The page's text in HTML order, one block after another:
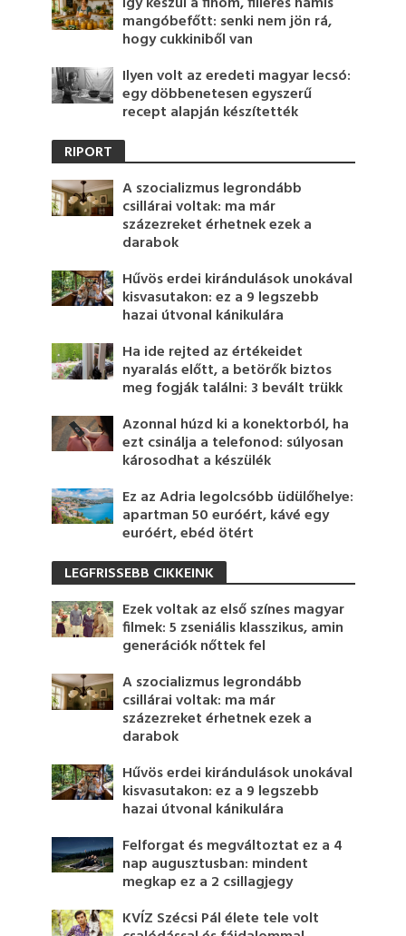
mangóbefőtt: senki nem jön rá,
hogy cukkiniből van
Ilyen volt az eredeti magyar lecsó:
egy döbbenetesen egyszerű
recept alapján készítették
RIPORT
A szocializmus legrondább
csillárai voltak: ma már
százezreket érhetnek ezek a
darabok
Hűvös erdei kirándulások unokával
kisvasutakon: ez a 9 legszebb
hazai útvonal kánikulára
Ha ide rejted az értékeidet
nyaralás előtt, a betörők biztos
meg fogják találni: 3 bevált trükk
Azonnal húzd ki a konektorból, ha
ezt csinálja a telefonod: súlyosan
károsodhat a készülék
Ez az Adria legolcsóbb üdülőhelye:
apartman 50 euróért, kávé egy
euróért, ebéd ötért
LEGFRISSEBB CIKKEINK
Ezek voltak az első színes magyar
filmek: 5 zseniális klasszikus, amin
generációk nőttek fel
A szocializmus legrondább
csillárai voltak: ma már
százezreket érhetnek ezek a
darabok
Hűvös erdei kirándulások unokával
kisvasutakon: ez a 9 legszebb
hazai útvonal kánikulára
Felforgat és megváltoztat ez a 4
nap augusztusban: mindent
megkap ez a 2 csillagjegy
KVÍZ Szécsi Pál élete tele volt